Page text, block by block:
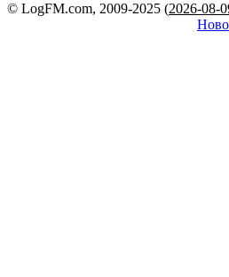
© LogFM.com, 2009-2025 (2026-08-